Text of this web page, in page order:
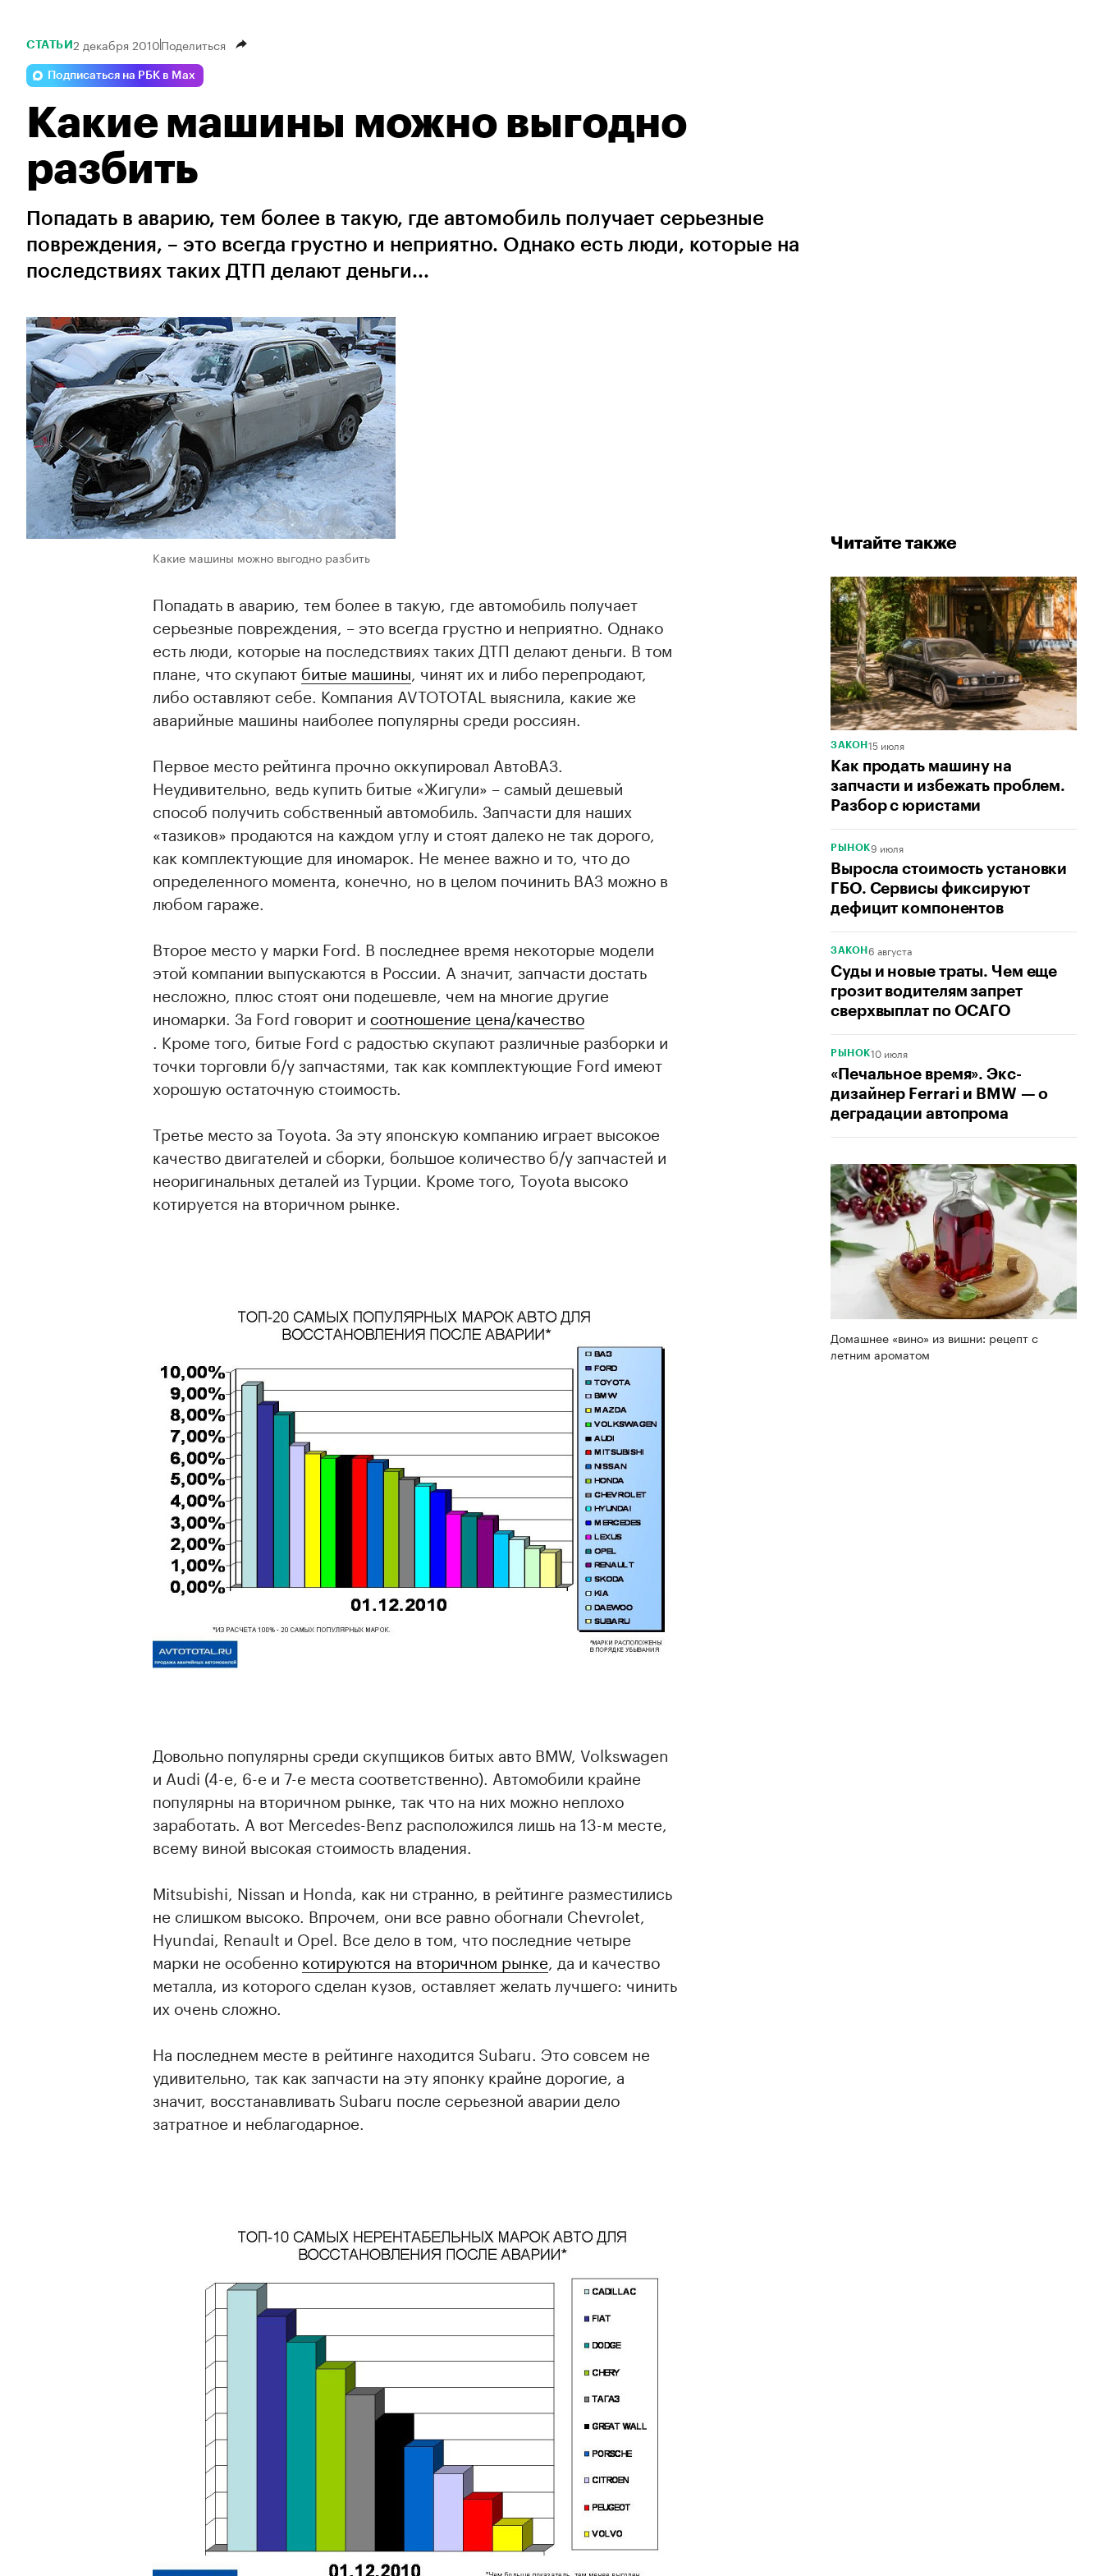
Читайте также
ЗАКОН 15 июля
Как продать машину на
запчасти и избежать проблем.
Разбор с юристами
РЫНОК9 июля
Выросла стоимость установки
ГБО. Сервисы фиксируют
дефицит компонентов
ЗАКОН 6 августа
Суды и новые траты. Чем еще
грозит водителям запрет
сверхвыплат по ОСАГО
РЫНОК10 июля
«Печальное время». Экс-
дизайнер Ferrari и BMW — о
деградации автопрома
Домашнее «вино» из вишни: рецепт с
летним ароматом
СТАТЬИ 2 декабря 2010Поделиться
Подписаться на РБК в Max
Какие машины можно выгодно
разбить
Попадать в аварию, тем более в такую, где автомобиль получает серьезные
повреждения, – это всегда грустно и неприятно. Однако есть люди, которые на
последствиях таких ДТП делают деньги...
Какие машины можно выгодно разбить
Попадать в аварию, тем более в такую, где автомобиль получает
серьезные повреждения, – это всегда грустно и неприятно. Однако
есть люди, которые на последствиях таких ДТП делают деньги. В том
плане, что скупают битые машины, чинят их и либо перепродают,
либо оставляют себе. Компания AVTOTOTAL выяснила, какие же
аварийные машины наиболее популярны среди россиян.
Первое место рейтинга прочно оккупировал АвтоВАЗ.
Неудивительно, ведь купить битые «Жигули» – самый дешевый
способ получить собственный автомобиль. Запчасти для наших
«тазиков» продаются на каждом углу и стоят далеко не так дорого,
как комплектующие для иномарок. Не менее важно и то, что до
определенного момента, конечно, но в целом починить ВАЗ можно в
любом гараже.
Второе место у марки Ford. В последнее время некоторые модели
этой компании выпускаются в России. А значит, запчасти достать
несложно, плюс стоят они подешевле, чем на многие другие
иномарки. За Ford говорит и соотношение цена/качество
. Кроме того, битые Ford с радостью скупают различные разборки и
точки торговли б/у запчастями, так как комплектующие Ford имеют
хорошую остаточную стоимость.
Третье место за Toyota. За эту японскую компанию играет высокое
качество двигателей и сборки, большое количество б/у запчастей и
неоригинальных деталей из Турции. Кроме того, Toyota высоко
котируется на вторичном рынке.
Довольно популярны среди скупщиков битых авто BMW, Volkswagen
и Audi (4-е, 6-е и 7-е места соответственно). Автомобили крайне
популярны на вторичном рынке, так что на них можно неплохо
заработать. А вот Mercedes-Benz расположился лишь на 13-м месте,
всему виной высокая стоимость владения.
Mitsubishi, Nissan и Honda, как ни странно, в рейтинге разместились
не слишком высоко. Впрочем, они все равно обогнали Chevrolet,
Hyundai, Renault и Opel. Все дело в том, что последние четыре
марки не особенно котируются на вторичном рынке , да и качество
металла, из которого сделан кузов, оставляет желать лучшего: чинить
их очень сложно.
На последнем месте в рейтинге находится Subaru. Это совсем не
удивительно, так как запчасти на эту японку крайне дорогие, а
значит, восстанавливать Subaru после серьезной аварии дело
затратное и неблагодарное.